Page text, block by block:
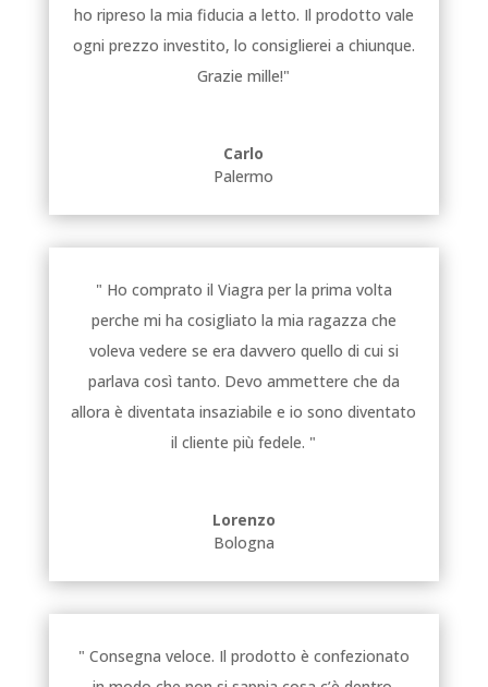
ho ripreso la mia fiducia a letto. Il prodotto vale
ogni prezzo investito, lo consiglierei a chiunque.
Grazie mille!"
Carlo
Palermo
" Ho comprato il Viagra per la prima volta
perche mi ha cosigliato la mia ragazza che
voleva vedere se era davvero quello di cui si
parlava così tanto. Devo ammettere che da
allora è diventata insaziabile e io sono diventato
il cliente più fedele. "
Lorenzo
Bologna
" Consegna veloce. Il prodotto è confezionato